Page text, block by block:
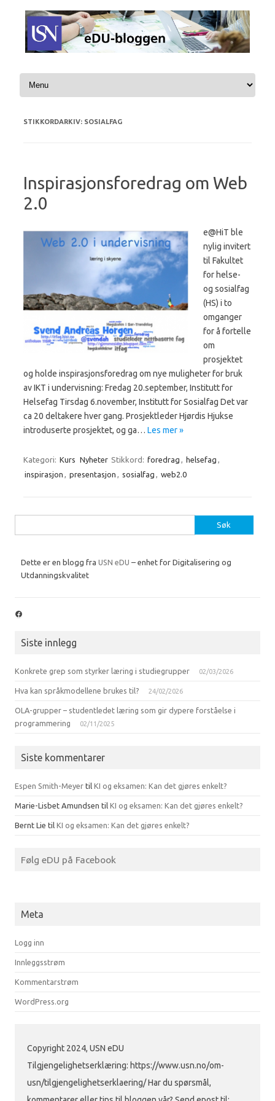
Hopp til innhold
STIKKORDARKIV: SOSIALFAG
Inspirasjonsforedrag om Web
2.0
e@HiT ble
nylig invitert
til Fakultet
for helse-
og sosialfag
(HS) i to
omganger
for å fortelle
om
prosjektet
og holde inspirasjonsforedrag om nye muligheter for bruk
av IKT i undervisning: Fredag 20.september, Institutt for
Helsefag Tirsdag 6.november, Institutt for Sosialfag Det var
ca 20 deltakere hver gang. Prosjektleder Hjørdis Hjukse
introduserte prosjektet, og ga… Les mer »
Kategori: Kurs Nyheter Stikkord: foredrag , helsefag ,
inspirasjon , presentasjon , sosialfag , web2.0
etter:
Dette er en blogg fra USN eDU – enhet for Digitalisering og
Utdanningskvalitet
Facebook
Siste innlegg
Konkrete grep som styrker læring i studiegrupper 02/03/2026
Hva kan språkmodellene brukes til? 24/02/2026
OLA-grupper – studentledet læring som gir dypere forståelse i
programmering
02/11/2025
Siste kommentarer
Espen Smith-Meyer til KI og eksamen: Kan det gjøres enkelt?
Marie-Lisbet Amundsen til KI og eksamen: Kan det gjøres enkelt?
Bernt Lie til KI og eksamen: Kan det gjøres enkelt?
Følg eDU på Facebook
Meta
Logg inn
Innleggsstrøm
Kommentarstrøm
WordPress.org
Copyright 2024, USN eDU
Tilgjengelighetserklæring: https://www.usn.no/om-
usn/tilgjengelighetserklaering/ Har du spørsmål,